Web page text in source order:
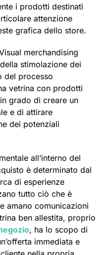
i prodotti destinati
attenzione
grafica dello store.
merchandising
stimolazione dei
del processo
vetrina con prodotti
grado di creare un
e di attirare
dei potenziali
all’interno del
è determinato dal
di esperienze
tutto ciò che è
amano comunicazioni
ben allestita, proprio
, ha lo scopo di
immediata e